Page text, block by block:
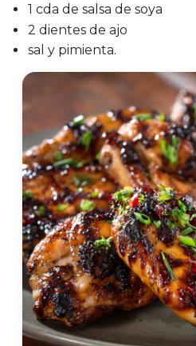
1 cda de salsa de soya
2 dientes de ajo
sal y pimienta.